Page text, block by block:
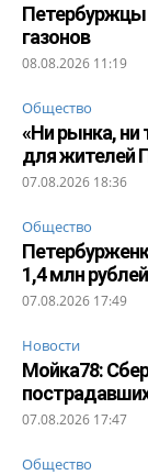
Петербуржцы
газонов
08.08.2026 11:19
Общество
«Ни рынка, ни
для жителей
07.08.2026 18:36
Общество
1,4 млн
07.08.2026 17:49
Новости
Мойка78:
07.08.2026 17:47
Общество